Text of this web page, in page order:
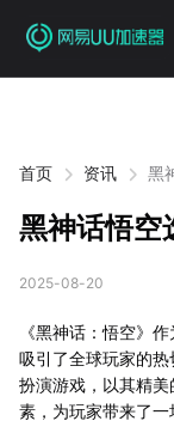
首页 资讯 黑
黑神话悟空
2025-08-20
《黑神话：悟空》
吸引了全球玩家的
扮演游戏，以其精
素，为玩家带来了一